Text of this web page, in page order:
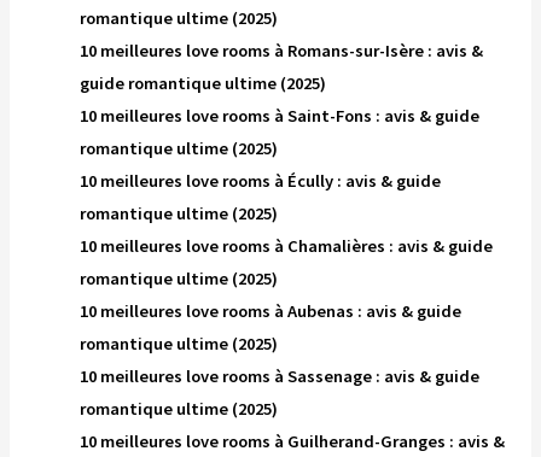
romantique ultime (2025)
10 meilleures love rooms à Romans-sur-Isère : avis &
guide romantique ultime (2025)
10 meilleures love rooms à Saint-Fons : avis & guide
romantique ultime (2025)
10 meilleures love rooms à Écully : avis & guide
romantique ultime (2025)
10 meilleures love rooms à Chamalières : avis & guide
romantique ultime (2025)
10 meilleures love rooms à Aubenas : avis & guide
romantique ultime (2025)
10 meilleures love rooms à Sassenage : avis & guide
romantique ultime (2025)
10 meilleures love rooms à Guilherand-Granges : avis &